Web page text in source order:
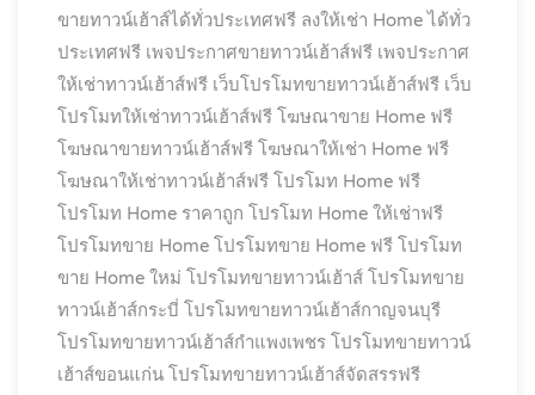
ขายทาวน์เฮ้าส์ได้ทั่วประเทศฟรี ลงให้เช่า Home ได้ทั่ว
ประเทศฟรี เพจประกาศขายทาวน์เฮ้าส์ฟรี เพจประกาศ
ให้เช่าทาวน์เฮ้าส์ฟรี เว็บโปรโมทขายทาวน์เฮ้าส์ฟรี เว็บ
โปรโมทให้เช่าทาวน์เฮ้าส์ฟรี โฆษณาขาย Home ฟรี
โฆษณาขายทาวน์เฮ้าส์ฟรี โฆษณาให้เช่า Home ฟรี
โฆษณาให้เช่าทาวน์เฮ้าส์ฟรี โปรโมท Home ฟรี
โปรโมท Home ราคาถูก โปรโมท Home ให้เช่าฟรี
โปรโมทขาย Home โปรโมทขาย Home ฟรี โปรโมท
ขาย Home ใหม่ โปรโมทขายทาวน์เฮ้าส์ โปรโมทขาย
ทาวน์เฮ้าส์กระบี่ โปรโมทขายทาวน์เฮ้าส์กาญจนบุรี
โปรโมทขายทาวน์เฮ้าส์กำแพงเพชร โปรโมทขายทาวน์
เฮ้าส์ขอนแก่น โปรโมทขายทาวน์เฮ้าส์จัดสรรฟรี